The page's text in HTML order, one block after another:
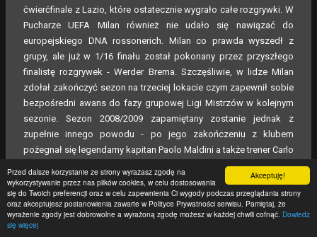
Akceptuję!
Przed dalsze korzystanie ze strony wyrażasz zgodę na
wykorzystywanie przez nas plików cookies, w celu dostosowania
się do Twoich preferencji oraz w celu zapewnienia Ci wygody podczas przeglądania strony
oraz akceptujesz postanowienia zawarte w Polityce Prywatności serwisu. Pamiętaj, że
wyrażenie zgody jest dobrowolne a wyrażoną zgodę możesz w każdej chwili cofnąć. Dowiedz
się więcej
ćwierćfinale z Lazio, które ostatecznie wygrało całe rozgrywki. W
Pucharze UEFA Milan również nie udało się nawiązać do
europejskiego DNA rossonerich. Milan co prawda wyszedł z
grupy, ale już w 1/16 finału został pokonany przez przyszłego
finalistę rozgrywek - Werder Brema. Szczęśliwie, w lidze Milan
zdołał zakończyć sezon na trzeciej lokacie czym zapewnił sobie
bezpośredni awans do fazy grupowej Ligi Mistrzów w kolejnym
sezonie. Sezon 2008/2009 zapamiętany zostanie jednak z
zupełnie innego powodu - po jego zakończeniu z klubem
pożegnał się legendarny kapitan Paolo Maldini a także trener Carlo
Ancelotti, który zdecydował się odejść do Londynu by objąć
tamtejszą Chelsea.